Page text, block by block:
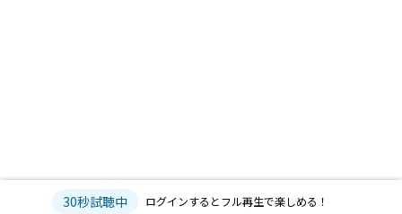
30秒試聴中 ログインするとフル再生で楽しめる！